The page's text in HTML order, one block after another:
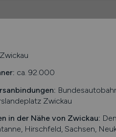
Zwickau
ca. 92.000
Zwickau
in der Nähe von Zwickau:
Hirschfeld, Sachsen,